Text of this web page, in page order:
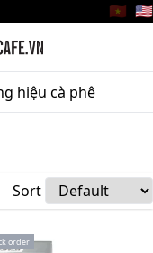
🇻🇳 🇺🇸
hiệu cà phê
Sort
order